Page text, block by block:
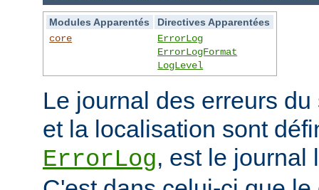
Modules Apparentés
Directives Apparentées
core
ErrorLog
ErrorLogFormat
LogLevel
Le journal des erreurs
et la localisation sont
ErrorLog, est le journal